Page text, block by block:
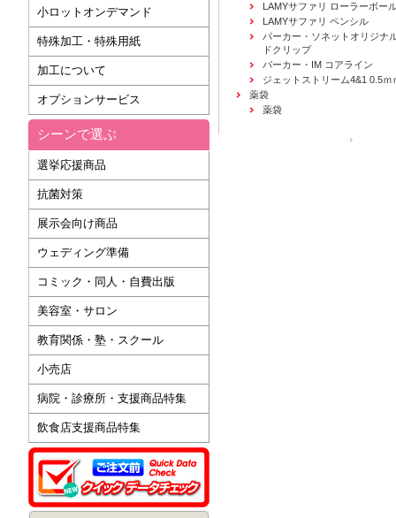
小ロットオンデマンド
特殊加工・特殊用紙
加工について
オプションサービス
シーンで選ぶ
選挙応援商品
抗菌対策
展示会向け商品
ウェディング準備
コミック・同人・自費出版
美容室・サロン
教育関係・塾・スクール
小売店
病院・診療所・支援商品特集
飲食店支援商品特集
LAMYサファリ ローラーボー
LAMYサファリ ペンシル
パーカー・ソネットオリジナ
ドクリップ
パーカー・IM コアライン
ジェットストリーム4&1 0.5ｍ
薬袋
薬袋